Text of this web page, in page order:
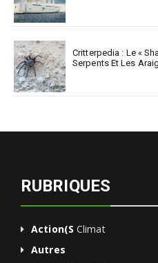
Critterpedia : Le «
Serpents Et Les
RUBRIQUES
Action(s Climat
Autres